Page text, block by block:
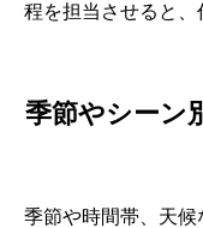
程を担当させると、
季節やシーン
季節や時間帯、天